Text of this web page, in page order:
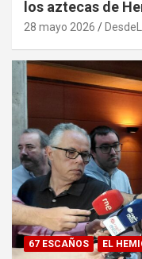
los aztecas de
28 mayo 2026
67 ESCAÑOS EL